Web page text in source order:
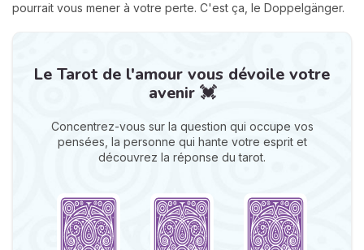
pourrait vous mener à votre perte. C'est ça, le Doppelgänger.
Le Tarot de l'amour vous dévoile votre
avenir 💓
Concentrez-vous sur la question qui occupe vos
pensées, la personne qui hante votre esprit et
découvrez la réponse du tarot.